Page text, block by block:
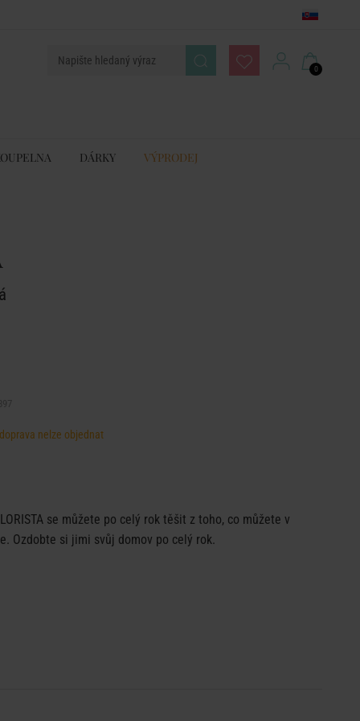
0
DÁRKY VÝPRODEJ
nelze objednat
se můžete po celý rok těšit z toho, co můžete v
Ozdobte si jimi svůj domov po celý rok.